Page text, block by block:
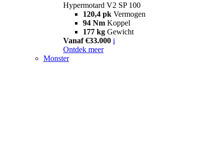
Hypermotard V2 SP 100
120,4 pk Vermogen
94 Nm Koppel
177 kg Gewicht
Vanaf €33.000 i
Ontdek meer
Monster